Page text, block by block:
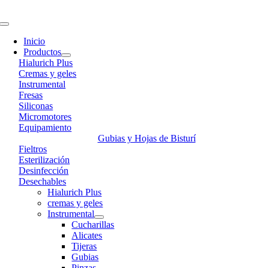
to
Toggle
Navigation
Inicio
Productos
Hialurich Plus
Cremas y geles
Instrumental
Fresas
Siliconas
Micromotores
Equipamiento
Gubias y Hojas de Bisturí
Fieltros
Esterilización
Desinfección
Desechables
Hialurich Plus
cremas y geles
Instrumental
Cucharillas
Alicates
Tijeras
Gubias